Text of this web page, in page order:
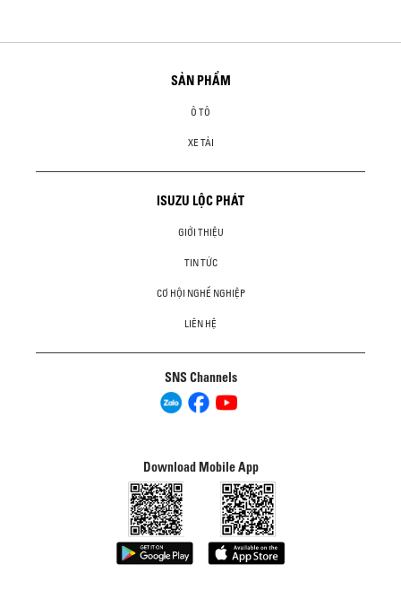
SẢN PHẨM
Ô TÔ
XE TẢI
ISUZU LỘC PHÁT
GIỚI THIỆU
TIN TỨC
CƠ HỘI NGHỀ NGHIỆP
LIÊN HỆ
SNS Channels
Download Mobile App